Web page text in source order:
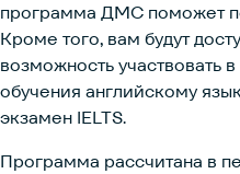
программа ДМС поможет
Кроме того, вам будут
возможность участвовать
обучения английскому
экзамен IELTS.
Программа рассчитана в